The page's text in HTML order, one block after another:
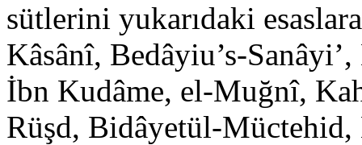
sütlerini yukarıdaki
Kâsânî, Bedâyiu’s-
İbn Kudâme, el-Muğnî,
Rüşd, Bidâyetül-Müctehid,